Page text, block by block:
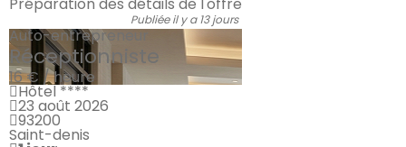
Publiée il y a 13 jours
Auto-entrepreneur
Réceptionniste
16 € / heure
Hôtel ****
23 août 2026
93200
Saint-denis